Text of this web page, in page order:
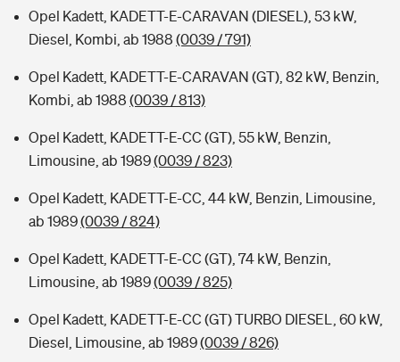
Opel Kadett, KADETT-E-CARAVAN (DIESEL), 53 kW,
Diesel, Kombi, ab 1988 (0039 / 791)
Opel Kadett, KADETT-E-CARAVAN (GT), 82 kW, Benzin,
Kombi, ab 1988 (0039 / 813)
Opel Kadett, KADETT-E-CC (GT), 55 kW, Benzin,
Limousine, ab 1989(0039 / 823)
Opel Kadett, KADETT-E-CC, 44 kW, Benzin, Limousine,
ab 1989(0039 / 824)
Opel Kadett, KADETT-E-CC (GT), 74 kW, Benzin,
Limousine, ab 1989(0039 / 825)
Opel Kadett, KADETT-E-CC (GT) TURBO DIESEL, 60 kW,
Diesel, Limousine, ab 1989(0039 / 826)